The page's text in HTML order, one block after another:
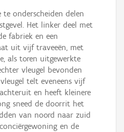
onderscheiden delen
Het linker deel met
fabriek en een
uit vijf traveeën, met
als toren uitgewerkte
vleugel bevonden
telt eveneens vijf
en heeft kleinere
sneed de doorrit het
van noord naar zuid
en de